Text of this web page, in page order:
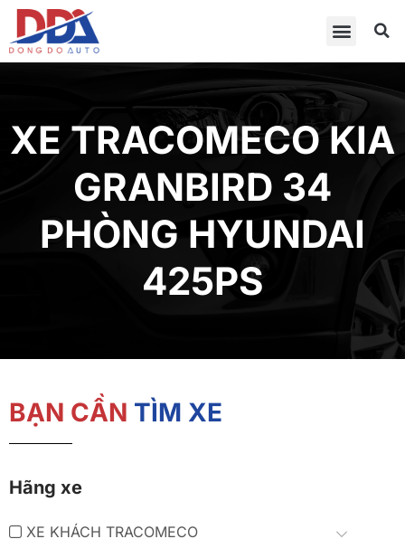
XE TRACOMECO KIA
GRANBIRD 34
PHÒNG HYUNDAI
425PS
BẠN CẦN TÌM XE
Hãng xe
XE KHÁCH TRACOMECO